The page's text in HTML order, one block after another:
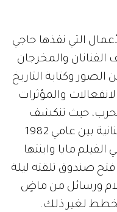
التي نفذها حاجي
والمخرجان
الصور وكتابة التاريخ
والمؤثرات
حيث تنكشف
ذكرياتهما عن الحرب الأهلية اللبنانية بين عامي 1982
مايا وابنتها
صندوق تلقته ليلة
ورسائل من ماضٍ
تخطط لغير ذلك.